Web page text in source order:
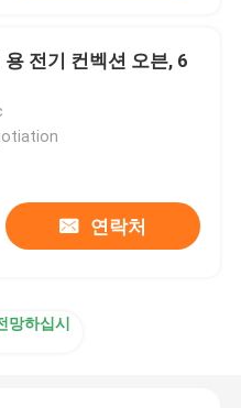
용 전기 컨벡션 오븐, 6
연락처
망하십시